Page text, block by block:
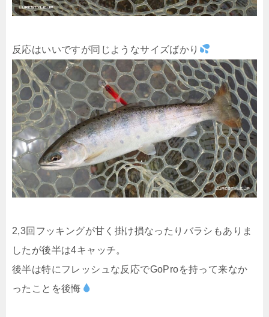
反応はいいですが同じようなサイズばかり
2,3回フッキングが甘く掛け損なったりバラシもありま
したが後半は4キャッチ。
後半は特にフレッシュな反応でGoProを持って来なか
ったことを後悔